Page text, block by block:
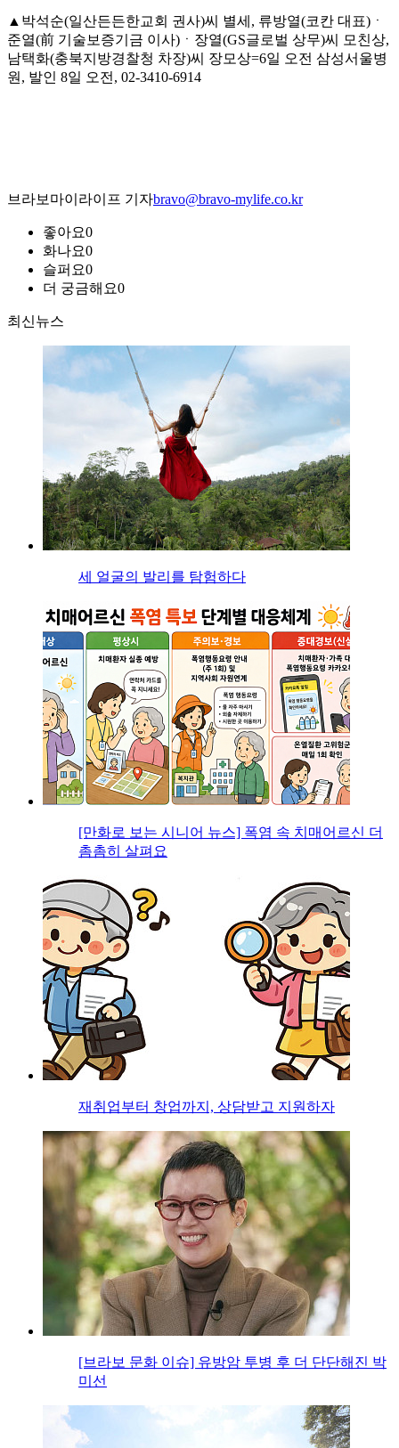
▲박석순(일산든든한교회 권사)씨 별세, 류방열(코칸 대표)ㆍ
준열(前 기술보증기금 이사)ㆍ장열(GS글로벌 상무)씨 모친상,
남택화(충북지방경찰청 차장)씨 장모상=6일 오전 삼성서울병
원, 발인 8일 오전, 02-3410-6914
브라보마이라이프 기자bravo@bravo-mylife.co.kr
좋아요0
화나요0
슬퍼요0
더 궁금해요0
최신뉴스
세 얼굴의 발리를 탐험하다
[만화로 보는 시니어 뉴스] 폭염 속 치매어르신 더
촘촘히 살펴요
재취업부터 창업까지, 상담받고 지원하자
[브라보 문화 이슈] 유방암 투병 후 더 단단해진 박
미선